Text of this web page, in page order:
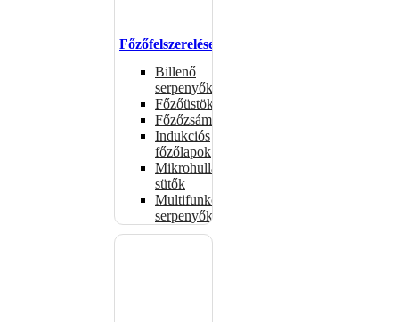
Főzőfelszerelések
Billenő
serpenyők
Főzőüstök
Főzőzsámolyok
Indukciós
főzőlapok
Mikrohullámú
sütők
Multifunkciós
serpenyők